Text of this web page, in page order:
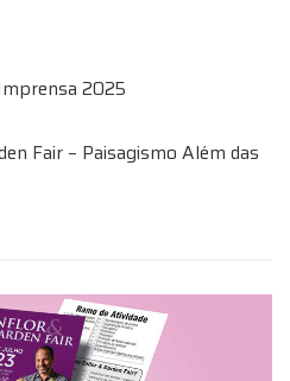
2025
Fair – Paisagismo Além das